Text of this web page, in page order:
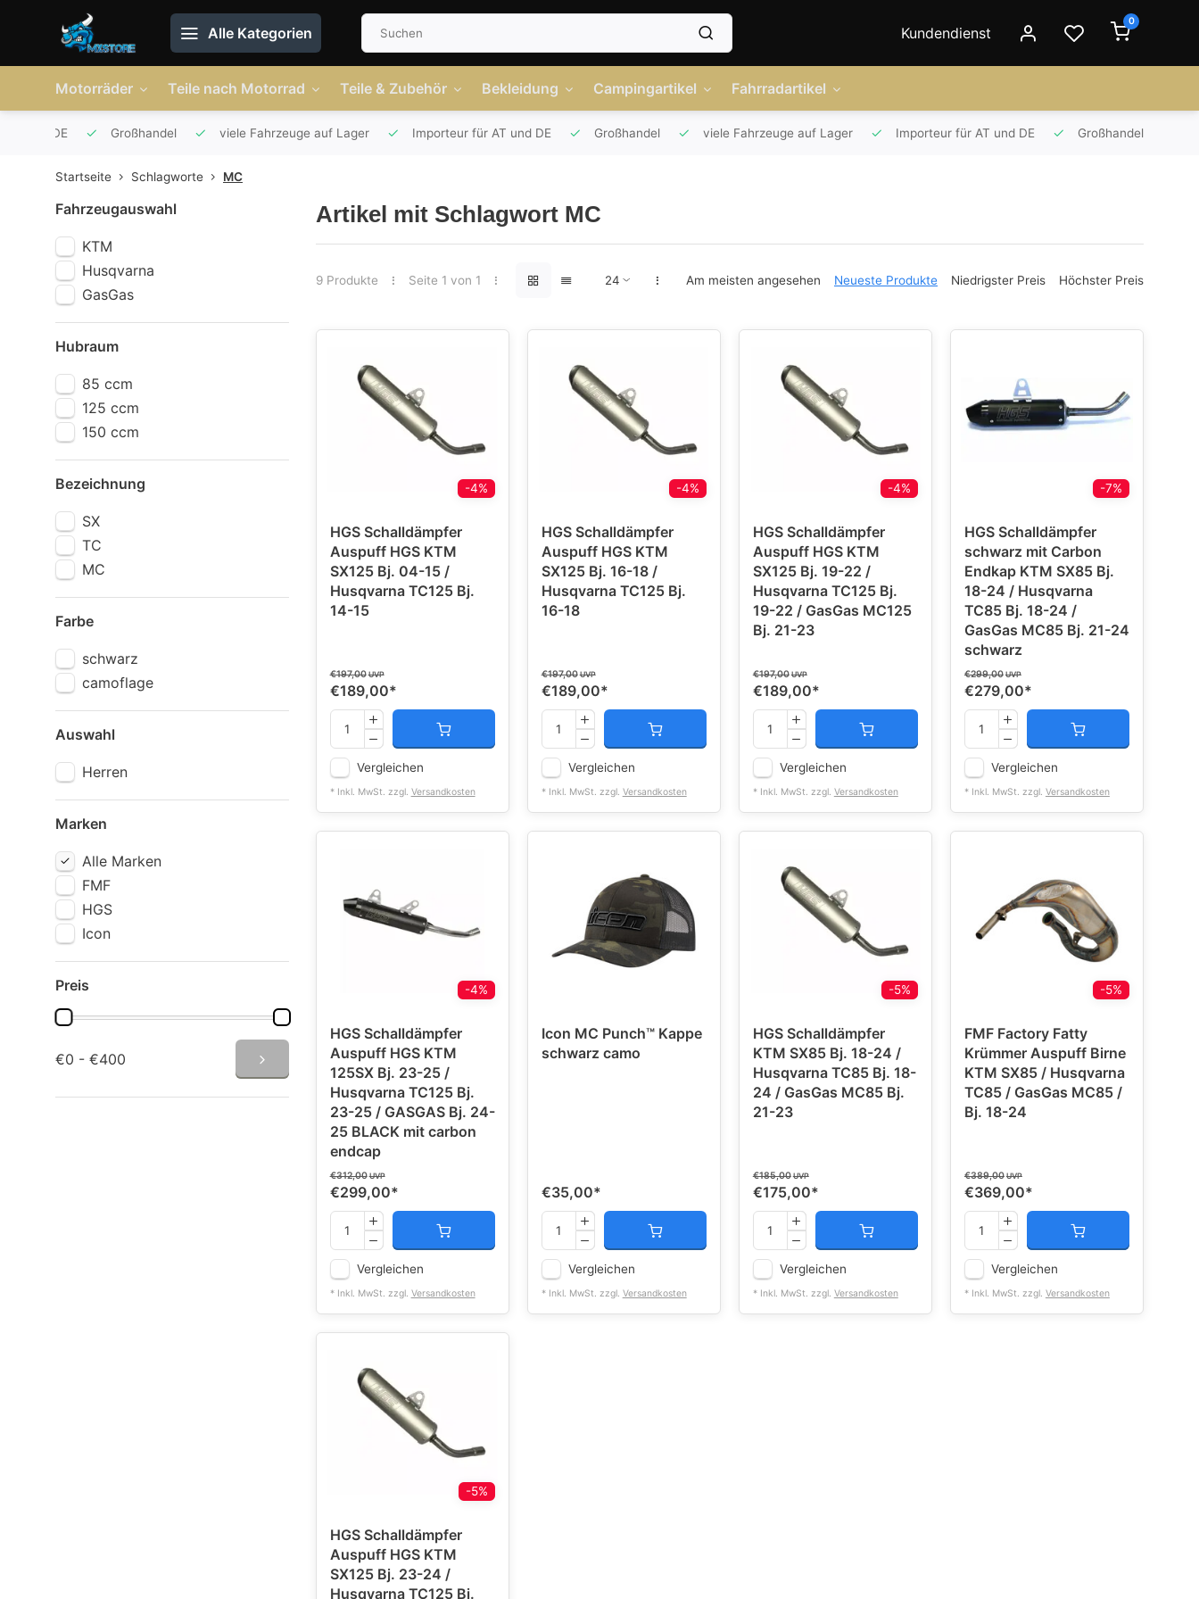
Alle Kategorien Kundendienst
0
Motorräder Teile nach Motorrad Teile & Zubehör Bekleidung Campingartikel Fahrradartikel
und DE Großhandel viele Fahrzeuge auf Lager Importeur für AT und DE Großhandel viele Fahrzeuge auf Lager Importeur für AT und DE Großhandel
Startseite Schlagworte MC
Fahrzeugauswahl
KTM
Husqvarna
GasGas
Hubraum
85 ccm
125 ccm
150 ccm
Bezeichnung
SX
TC
MC
Farbe
schwarz
camoflage
Auswahl
Herren
Marken
Alle Marken
FMF
HGS
Icon
Preis
€0 - €400
Artikel mit Schlagwort MC
9 Produkte Seite 1 von 1 Am meisten angesehen Neueste Produkte Niedrigster Preis Höchster Preis
-4%
HGS Schalldämpfer
Auspuff HGS KTM
SX125 Bj. 04-15 /
Husqvarna TC125 Bj.
14-15
€197,00UVP
€189,00*
Vergleichen
* Inkl. MwSt. zzgl. Versandkosten
-4%
HGS Schalldämpfer
Auspuff HGS KTM
SX125 Bj. 16-18 /
Husqvarna TC125 Bj.
16-18
€197,00UVP
€189,00*
Vergleichen
* Inkl. MwSt. zzgl. Versandkosten
-4%
HGS Schalldämpfer
Auspuff HGS KTM
SX125 Bj. 19-22 /
Husqvarna TC125 Bj.
19-22 / GasGas MC125
Bj. 21-23
€197,00UVP
€189,00*
Vergleichen
* Inkl. MwSt. zzgl. Versandkosten
-7%
HGS Schalldämpfer
schwarz mit Carbon
Endkap KTM SX85 Bj.
18-24 / Husqvarna
TC85 Bj. 18-24 /
GasGas MC85 Bj. 21-24
schwarz
€299,00UVP
€279,00*
Vergleichen
* Inkl. MwSt. zzgl. Versandkosten
-4%
HGS Schalldämpfer
Auspuff HGS KTM
125SX Bj. 23-25 /
Husqvarna TC125 Bj.
23-25 / GASGAS Bj. 24-
25 BLACK mit carbon
endcap
€312,00UVP
€299,00*
Vergleichen
* Inkl. MwSt. zzgl. Versandkosten
Icon MC Punch™ Kappe
schwarz camo
€35,00*
Vergleichen
* Inkl. MwSt. zzgl. Versandkosten
-5%
HGS Schalldämpfer
KTM SX85 Bj. 18-24 /
Husqvarna TC85 Bj. 18-
24 / GasGas MC85 Bj.
21-23
€185,00UVP
€175,00*
Vergleichen
* Inkl. MwSt. zzgl. Versandkosten
-5%
FMF Factory Fatty
Krümmer Auspuff Birne
KTM SX85 / Husqvarna
TC85 / GasGas MC85 /
Bj. 18-24
€389,00UVP
€369,00*
Vergleichen
* Inkl. MwSt. zzgl. Versandkosten
-5%
HGS Schalldämpfer
Auspuff HGS KTM
SX125 Bj. 23-24 /
Husqvarna TC125 Bj.